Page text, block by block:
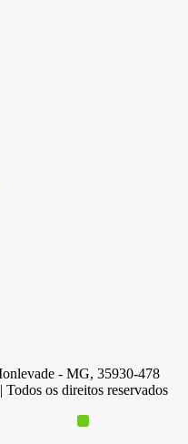
- MG, 35930-478
os direitos reservados